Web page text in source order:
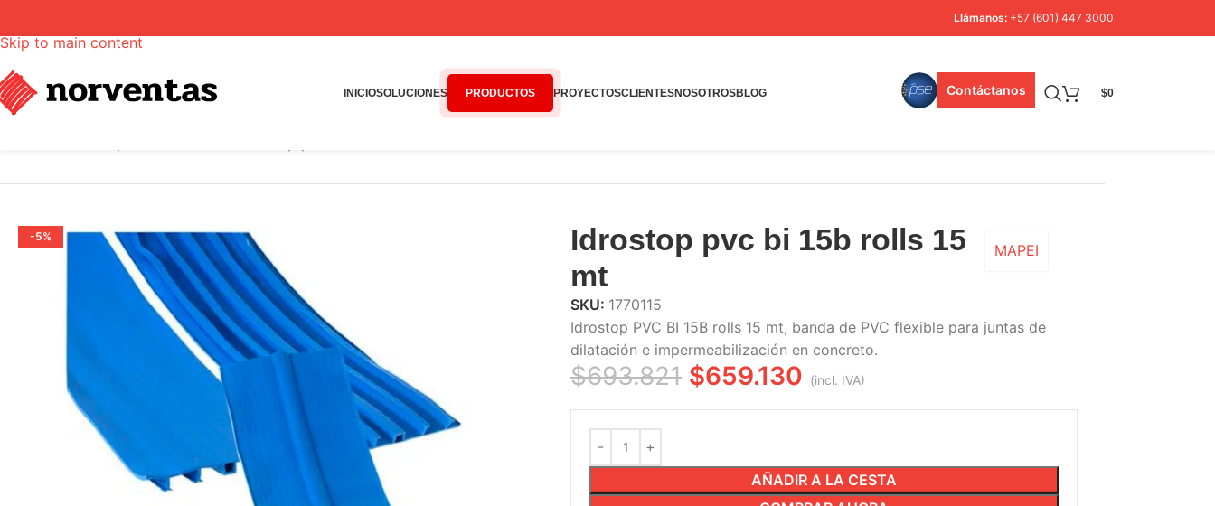
Skip to main content
Llámanos: +57 (601) 447 3000
INICIOSOLUCIONES PRODUCTOS PROYECTOSCLIENTESNOSOTROSBLOG Contáctanos $0
-5%
Idrostop pvc bi 15b rolls 15
mt
MAPEI
SKU: 1770115
Idrostop PVC BI 15B rolls 15 mt, banda de PVC flexible para juntas de
dilatación e impermeabilización en concreto.
$693.821 $659.130 (incl. IVA)
AÑADIR A LA CESTA